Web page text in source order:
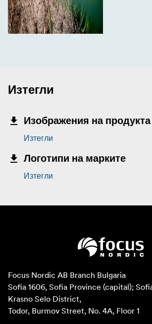
Изтегли
Изображения на продукта
Изтегли
Логотипи на марките
Изтегли
Focus Nordic AB Branch Bulgaria
Sofia 1606, Sofia Province (capital);
Krasno Selo District,
Todor, Burmov Street, No. 4A, Floor 1